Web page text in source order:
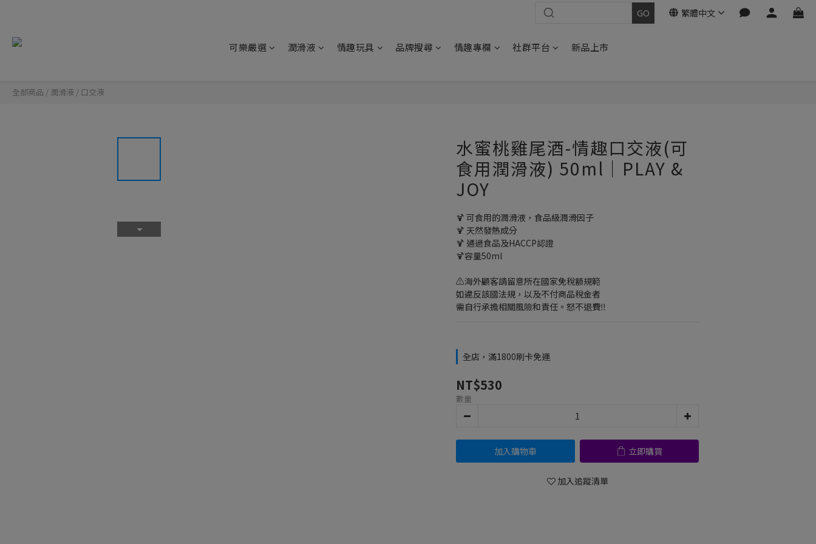
繁體中文
可樂嚴選 潤滑液 情趣玩具 品牌搜尋 情趣專欄 社群平台 新品上市
全部商品 / 潤滑液 / 口交液
水蜜桃雞尾酒-情趣口交液(可
食用潤滑液) 50ml｜PLAY &
JOY
🍹 可食用的潤滑液，食品級潤滑因子
🍹 天然發熱成分
🍹 通過食品及HACCP認證
🍹容量50ml
⚠️海外顧客請留意所在國家免稅額規範
如違反該國法規，以及不付商品稅金者
需自行承擔相關風險和責任。怒不退費‼️
全店，滿1800刷卡免運
NT$530
數量
加入購物車 立即購買
加入追蹤清單